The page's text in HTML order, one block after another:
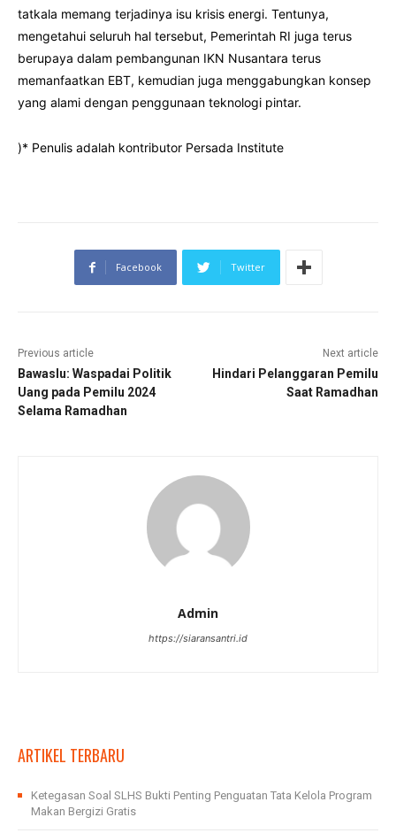
tatkala memang terjadinya isu krisis energi. Tentunya,
mengetahui seluruh hal tersebut, Pemerintah RI juga terus
berupaya dalam pembangunan IKN Nusantara terus
memanfaatkan EBT, kemudian juga menggabungkan konsep
yang alami dengan penggunaan teknologi pintar.
)* Penulis adalah kontributor Persada Institute
Facebook Twitter
Previous article
Bawaslu: Waspadai Politik
Uang pada Pemilu 2024
Selama Ramadhan
Next article
Hindari Pelanggaran Pemilu
Saat Ramadhan
Admin
https://siaransantri.id
ARTIKEL TERBARU
Ketegasan Soal SLHS Bukti Penting Penguatan Tata Kelola Program
Makan Bergizi Gratis